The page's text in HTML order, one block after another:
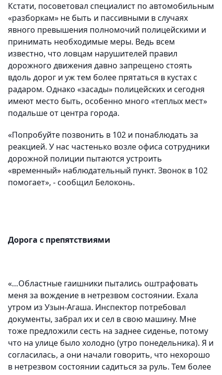
Кстати, посоветовал специалист по автомобильным
«разборкам» не быть и пассивными в случаях
явного превышения полномочий полицейскими и
принимать необходимые меры. Ведь всем
известно, что ловцам нарушителей правил
дорожного движения давно запрещено стоять
вдоль дорог и уж тем более прятаться в кустах с
радаром. Однако «засады» полицейских и сегодня
имеют место быть, особенно много «теплых мест»
подальше от центра города.
«Попробуйте позвонить в 102 и понаблюдать за
реакцией. У нас частенько возле офиса сотрудники
дорожной полиции пытаются устроить
«временный» наблюдательный пункт. Звонок в 102
помогает», - сообщил Белоконь.
Дорога с препятствиями
«…Областные гаишники пытались оштрафовать
меня за вождение в нетрезвом состоянии. Ехала
утром из Узын-Агаша. Инспектор потребовал
документы, забрал их и сел в свою машину. Мне
тоже предложили сесть на заднее сиденье, потому
что на улице было холодно (утро понедельника). Я и
согласилась, а они начали говорить, что нехорошо
в нетрезвом состоянии садиться за руль. Тем более